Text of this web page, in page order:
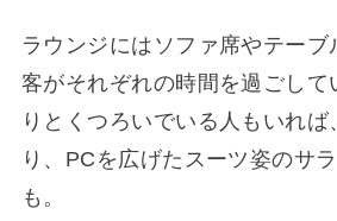
ラウンジにはソファ席やテーブ
客がそれぞれの時間を過ごして
りとくつろいでいる人もいれば
り、PCを広げたスーツ姿のサ
も。